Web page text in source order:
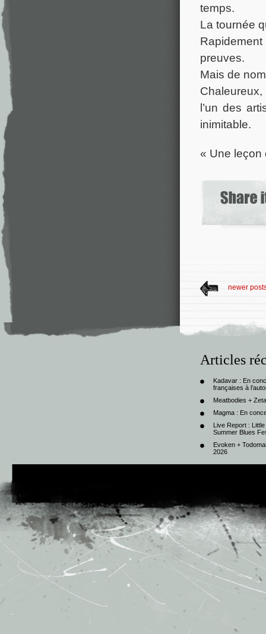
temps.
La tournée
preuves.
Mais de
l’un des
inimitable.
« Une leçon
newer
Articles
Kadavar : En
françaises à
Meatbodies +
Magma : En
Live Report :
Summer Blues
Evoken +
2026